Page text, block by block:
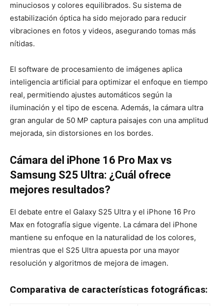
minuciosos y colores equilibrados. Su sistema de
estabilización óptica ha sido mejorado para reducir
vibraciones en fotos y videos, asegurando tomas más
nítidas.
El software de procesamiento de imágenes aplica
inteligencia artificial para optimizar el enfoque en tiempo
real, permitiendo ajustes automáticos según la
iluminación y el tipo de escena. Además, la cámara ultra
gran angular de 50 MP captura paisajes con una amplitud
mejorada, sin distorsiones en los bordes.
Cámara del iPhone 16 Pro Max vs
Samsung S25 Ultra: ¿Cuál ofrece
mejores resultados?
El debate entre el Galaxy S25 Ultra y el iPhone 16 Pro
Max en fotografía sigue vigente. La cámara del iPhone
mantiene su enfoque en la naturalidad de los colores,
mientras que el S25 Ultra apuesta por una mayor
resolución y algoritmos de mejora de imagen.
Comparativa de características fotográficas: